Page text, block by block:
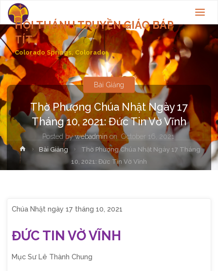
HỘI THÁNH TRUYỀN GIÁO BÁP
TÍT
Colorado Springs, Colorado
Thờ Phượng Chúa Nhật Ngày 17
Tháng 10, 2021: Đức Tin Vờ Vĩnh
Posted by webadmin on October 16, 2021
Bài Giảng
HomeBài Giảng
Thờ Phượng Chúa Nhật Ngày 17 Tháng
10, 2021: Đức Tin Vờ Vĩnh
Chúa Nhật ngày 17 tháng 10, 2021
ĐỨC TIN VỜ VĨNH
Mục Sư Lê Thành Chung